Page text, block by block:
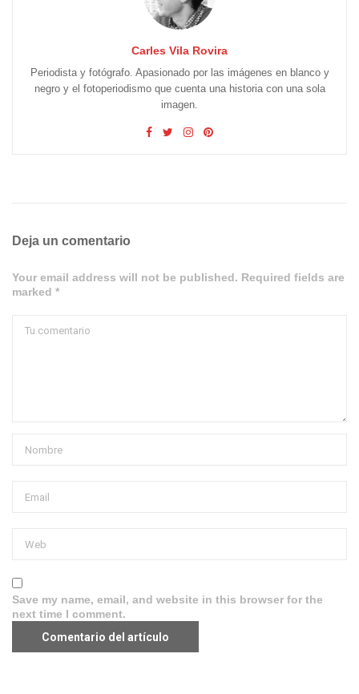
Carles Vila Rovira
Periodista y fotógrafo. Apasionado por las imágenes en blanco y
negro y el fotoperiodismo que cuenta una historia con una sola
imagen.
Deja un comentario
Your email address will not be published. Required fields are
marked *
Save my name, email, and website in this browser for the
next time I comment.